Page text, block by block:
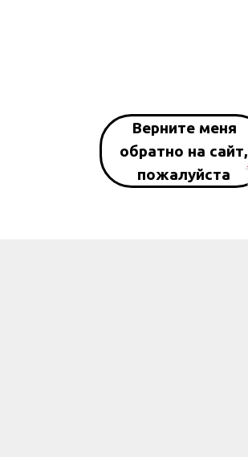
Верните меня
обратно на сайт,
пожалуйста